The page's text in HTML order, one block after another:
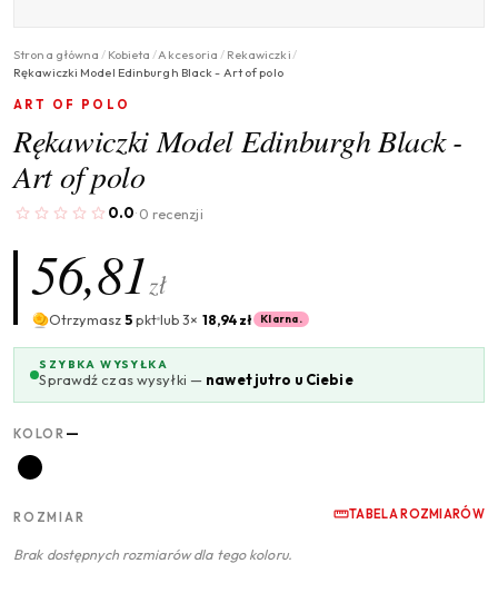
Strona główna / Kobieta /Akcesoria / Rekawiczki/
Rękawiczki Model Edinburgh Black - Art of polo
ART OF POLO
Rękawiczki Model Edinburgh Black -
Art of polo
0.0· 0 recenzji
56,81zł
Otrzymasz5pktlub 3× 18,94 zł Klarna.
SZYBKA WYSYŁKA
Sprawdź czas wysyłki — nawet jutro u Ciebie
KOLOR —
ROZMIAR TABELA ROZMIARÓW
Brak dostępnych rozmiarów dla tego koloru.